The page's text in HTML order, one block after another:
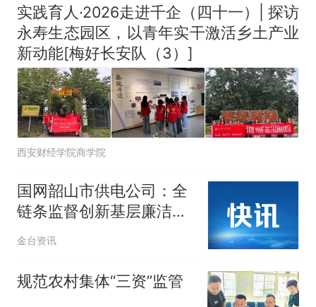
实践育人·2026走进千企（四十一）| 探访
永寿生态园区，以青年实干激活乡土产业
新动能[梅好长安队（3）]
西安财经学院商学院
国网韶山市供电公司：全
链条监督创新基层廉洁自
治
金台资讯
规范农村集体“三资”监管